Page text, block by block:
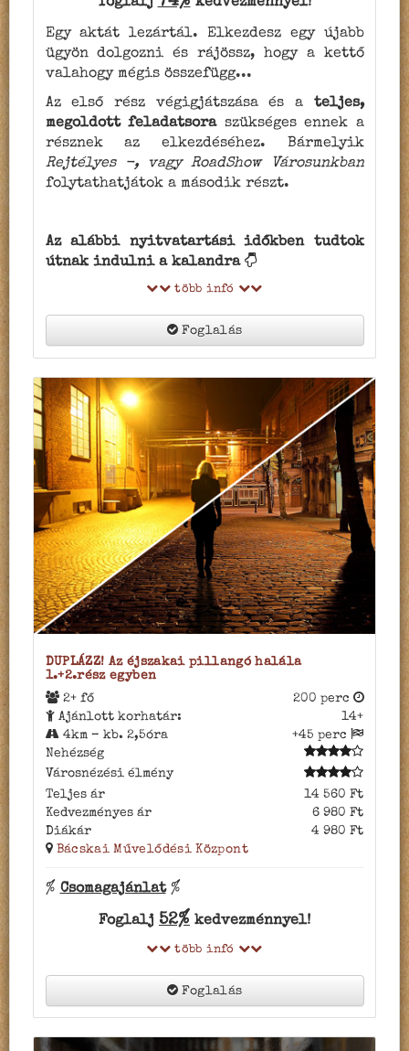
Egy aktát lezártál. Elkezdesz egy újabb
ügyön dolgozni és rájössz, hogy a kettő
valahogy mégis összefügg...
Az első rész végigjátszása és a teljes,
megoldott feladatsoraszükséges ennek a
résznek az elkezdéséhez. Bármelyik
Rejtélyes -, vagy RoadShow Városunkban
folytathatjátok a második részt.
Az alábbi nyitvatartási időkben tudtok
útnak indulni a kalandra
több infó
Foglalás
DUPLÁZZ! Az éjszakai pillangó halála
1.+2.rész egyben
2+ fő
200 perc
Ajánlott korhatár:
14+
4km – kb. 2,5óra
+45 perc
Nehézség
Városnézési élmény
Teljes ár
14 560 Ft
Kedvezményes ár
6 980 Ft
Diákár
4 980 Ft
Bácskai Művelődési Központ
% Csomagajánlat%
Foglalj 52% kedvezménnyel!
több infó
Foglalás